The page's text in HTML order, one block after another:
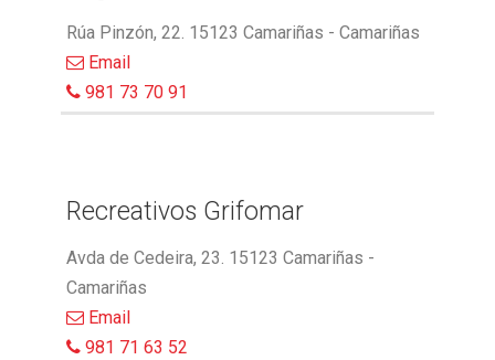
Rúa Pinzón, 22. 15123 Camariñas - Camariñas
Email
981 73 70 91
Recreativos Grifomar
Avda de Cedeira, 23. 15123 Camariñas -
Camariñas
Email
981 71 63 52